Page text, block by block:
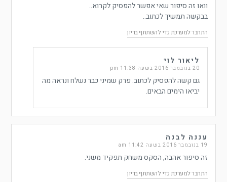
וואו זה סיפור שאי אפשר להפסיק לקרוא..
בבקשה תמשיך לכתוב..
התחבר למערכת כדי להשתתף בדיון
ליאור לוי
20 בנובמבר 2016 בשעה 11:38 pm
גם קשה להפסיק לכתוב. פרק שמיני כבר נשלח ונראה מה
יביאו הימים הבאים.
עננה לבנה
19 בנובמבר 2016 בשעה 11:42 am
זה סיפור אהבה, הסקס משחק תפקיד משני.
התחבר למערכת כדי להשתתף בדיון